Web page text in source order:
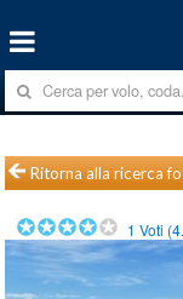
Ritorna alla ricerca
1 Voti (